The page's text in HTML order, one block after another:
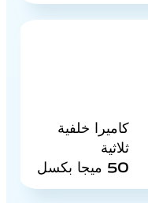
كاميرا خلفية
ثلاثية
50 ميجا بكسل